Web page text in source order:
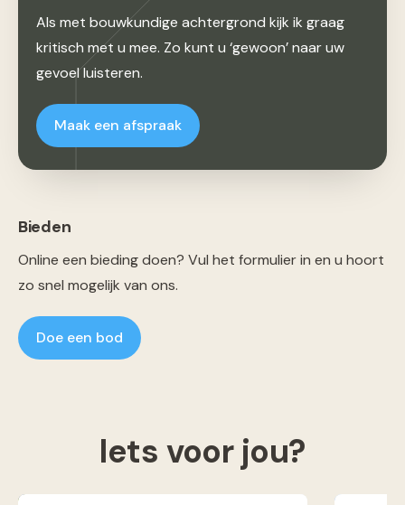
Als met bouwkundige achtergrond kijk ik graag
kritisch met u mee. Zo kunt u ‘gewoon’ naar uw
gevoel luisteren.
Maak een afspraak
Bieden
Online een bieding doen? Vul het formulier in en u hoort
zo snel mogelijk van ons.
Doe een bod
Iets voor jou?